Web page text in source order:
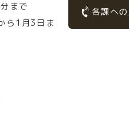
まで
ら1月3日ま
各課へ